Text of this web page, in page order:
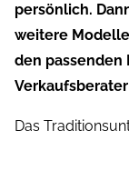
persönlich.
weitere
den passenden
Das